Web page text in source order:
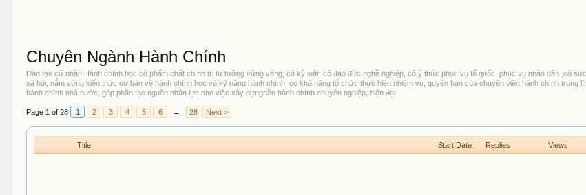
Chuyên Ngành Hành Chính
Đào tạo cử nhân Hành chính học có phẩm chất chính trị tư tưởng vững vàng; có kỷ luật; có đạo đức nghề nghiệp, có ý thức phục vụ tổ quốc, phục vụ nhân dân ,có
xã hội, nắm vững kiến thức cơ bản về hành chính học và kỹ năng hành chính; có khả năng tổ chức thực hiện nhiệm vụ, quyền hạn của chuyên viên hành chính trong
hành chính nhà nước, góp phần tạo nguồn nhân lực cho việc xây dựngnền hành chính chuyên nghiệp, hiện đại.
Page 1 of 28 1 2 3 4 5 6 → 28 Next >
Title Start Date Replies Views